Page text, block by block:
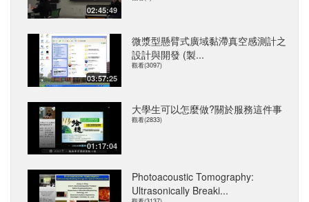
02:45:49
03:57:25
微漿型懸臂式廣域黏滯真空感測計之
設計與開發 (製...
觀看(3097)
01:17:04
大學生可以怎麼做?關於服務這件事
觀看(2833)
Photoacoustic Tomography:
Ultrasonically Breaki...